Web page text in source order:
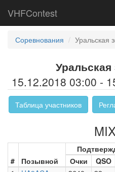
VHFContest
Соревнования Уральская
Уральская
15.12.2018 03:00 -
Таблица участников
# Позывной
Очки
QSO